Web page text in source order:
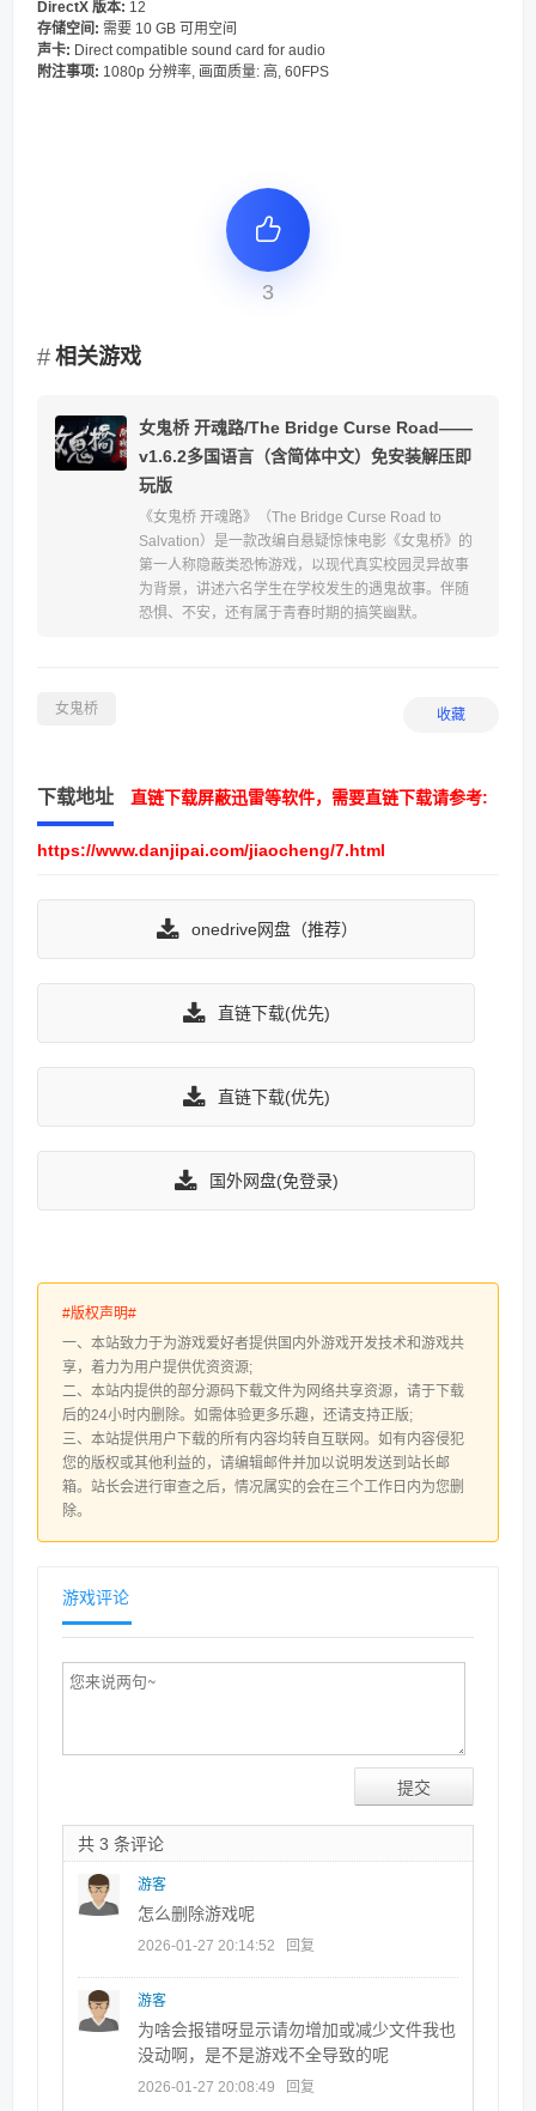
DirectX 版本: 12
存储空间: 需要 10 GB 可用空间
声卡: Direct compatible sound card for audio
附注事项: 1080p 分辨率, 画面质量: 高, 60FPS
3
相关游戏
女鬼桥 开魂路/The Bridge Curse Road——
v1.6.2多国语言（含简体中文）免安装解压即
玩版
《女鬼桥 开魂路》（The Bridge Curse Road to
Salvation）是一款改编自悬疑惊悚电影《女鬼桥》的
第一人称隐蔽类恐怖游戏，以现代真实校园灵异故事
为背景，讲述六名学生在学校发生的遇鬼故事。伴随
恐惧、不安，还有属于青春时期的搞笑幽默。
女鬼桥 收藏
下载地址 直链下载屏蔽迅雷等软件，需要直链下载请参考:
https://www.danjipai.com/jiaocheng/7.html
onedrive网盘（推荐）
直链下载(优先)
直链下载(优先)
国外网盘(免登录)
#版权声明#
一、本站致力于为游戏爱好者提供国内外游戏开发技术和游戏共
享，着力为用户提供优资资源;
二、本站内提供的部分源码下载文件为网络共享资源，请于下载
后的24小时内删除。如需体验更多乐趣，还请支持正版;
三、本站提供用户下载的所有内容均转自互联网。如有内容侵犯
您的版权或其他利益的，请编辑邮件并加以说明发送到站长邮
箱。站长会进行审查之后，情况属实的会在三个工作日内为您删
除。
游戏评论
共 3 条评论
游客
怎么删除游戏呢
2026-01-27 20:14:52 回复
游客
为啥会报错呀显示请勿增加或减少文件我也
没动啊，是不是游戏不全导致的呢
2026-01-27 20:08:49 回复